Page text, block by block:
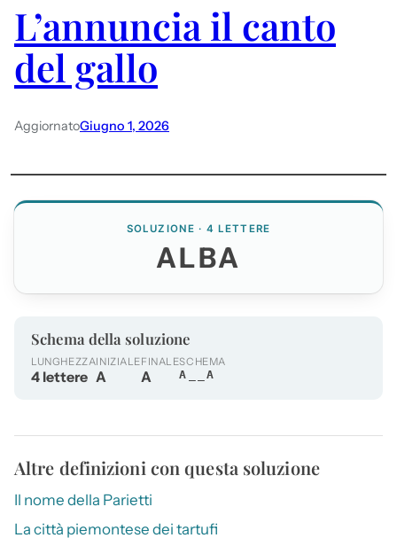
L’annuncia il canto
del gallo
AggiornatoGiugno 1, 2026
SOLUZIONE · 4 LETTERE
ALBA
Schema della soluzione
LUNGHEZZA
4 lettere
INIZIALE
A
FINALE
A
SCHEMA
A__A
Altre definizioni con questa soluzione
Il nome della Parietti
La città piemontese dei tartufi